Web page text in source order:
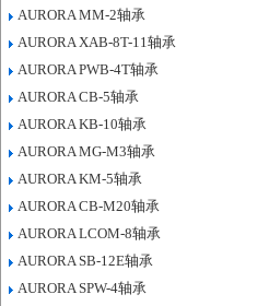
AURORA MM-2轴承
AURORA XAB-8T-11轴承
AURORA PWB-4T轴承
AURORA CB-5轴承
AURORA KB-10轴承
AURORA MG-M3轴承
AURORA KM-5轴承
AURORA CB-M20轴承
AURORA LCOM-8轴承
AURORA SB-12E轴承
AURORA SPW-4轴承